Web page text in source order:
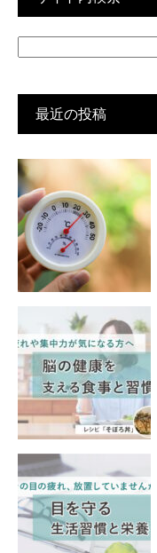
最近の投稿